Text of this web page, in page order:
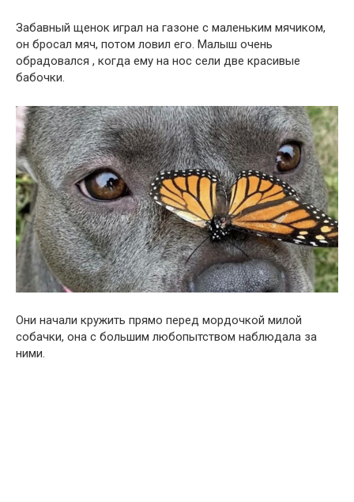
Забавный щенок играл на газоне с маленьким мячиком,
он бросал мяч, потом ловил его. Малыш очень
обрадовался , когда ему на нос сели две красивые
бабочки.
Они начали кружить прямо перед мордочкой милой
собачки, она с большим любопытством наблюдала за
ними.